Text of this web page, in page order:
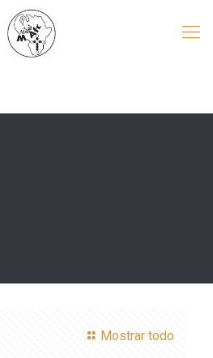
Mostrar todo